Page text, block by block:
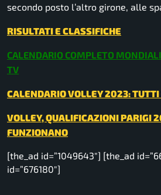
secondo posto l’altro girone, alle
RISULTATI E CLASSIFICHE
CALENDARIO COMPLETO
TV
CALENDARIO VOLLEY 2023:
VOLLEY, QUALIFICAZIONI PARIGI
FUNZIONANO
[the_ad id=”1049643″] [the_ad
id=”676180″]